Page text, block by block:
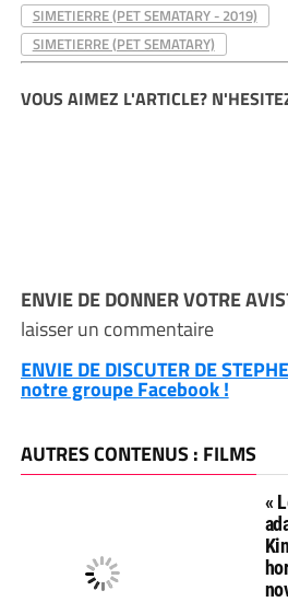
SIMETIERRE (PET SEMATARY - 2019)
SIMETIERRE (PET SEMATARY)
VOUS AIMEZ L'ARTICLE?
ENVIE DE DONNER VOTRE
laisser un commentaire
ENVIE DE DISCUTER DE
notre groupe Facebook !
AUTRES CONTENUS : FILMS
«